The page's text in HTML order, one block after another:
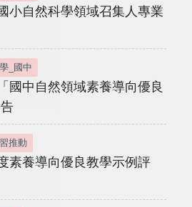
小自然科學領域召集人專業
_國中
國中自然領域素養導向優良
推動
素養導向優良教學示例評